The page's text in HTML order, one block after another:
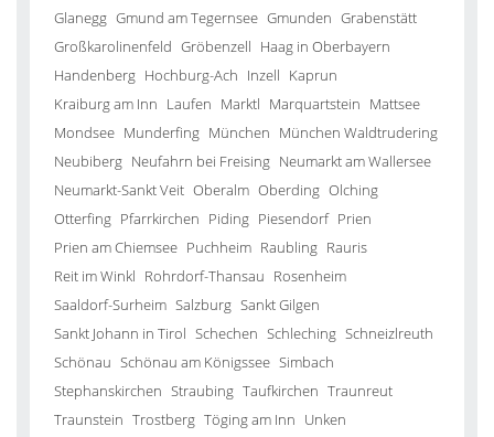
Glanegg Gmund am Tegernsee Gmunden Grabenstätt
Großkarolinenfeld Gröbenzell Haag in Oberbayern
Handenberg Hochburg-Ach Inzell Kaprun
Kraiburg am Inn Laufen Marktl Marquartstein Mattsee
Mondsee Munderfing München München Waldtrudering
Neubiberg Neufahrn bei Freising Neumarkt am Wallersee
Neumarkt-Sankt Veit Oberalm Oberding Olching
Otterfing Pfarrkirchen Piding Piesendorf Prien
Prien am Chiemsee Puchheim Raubling Rauris
Reit im Winkl Rohrdorf-Thansau Rosenheim
Saaldorf-Surheim Salzburg Sankt Gilgen
Sankt Johann in Tirol Schechen Schleching Schneizlreuth
Schönau Schönau am Königssee Simbach
Stephanskirchen Straubing Taufkirchen Traunreut
Traunstein Trostberg Töging am Inn Unken